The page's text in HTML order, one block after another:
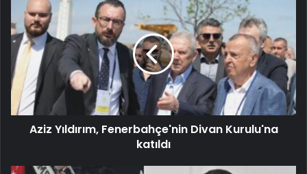
Aziz Yıldırım, Fenerbahçe'nin Divan Kurulu'na
katıldı